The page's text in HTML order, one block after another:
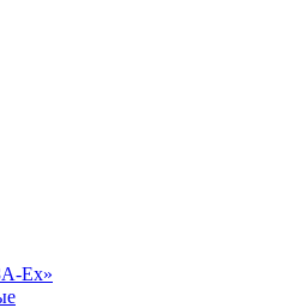
Ех»